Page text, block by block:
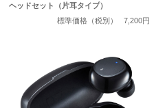
ヘッドセット（片耳タイプ）
標準価格（税別）
7,200円